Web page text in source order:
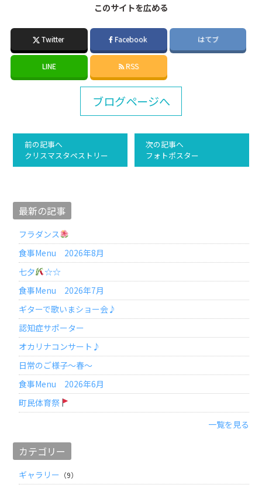
このサイトを広める
Twitter Facebook はてブ
LINE RSS
ブログページへ
前の記事へ
クリスマスタペストリー
次の記事へ
フォトポスター
最新の記事
フラダンス
食事Menu 2026年8月
七夕
☆☆
食事Menu 2026年7月
ギターで歌いまショー会♪
認知症サポーター
オカリナコンサート♪
日常のご様子～春～
食事Menu 2026年6月
町民体育祭
一覧を見る
カテゴリー
ギャラリー （9）